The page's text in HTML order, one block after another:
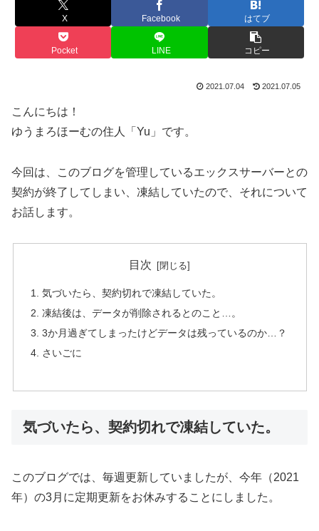
X Facebook はてブ
Pocket LINE コピー
2021.07.04 2021.07.05
こんにちは！
ゆうまろほーむの住人「Yu」です。
今回は、このブログを管理しているエックスサーバーとの
契約が終了してしまい、凍結していたので、それについて
お話します。
目次
気づいたら、契約切れで凍結していた。
凍結後は、データが削除されるとのこと…。
3か月過ぎてしまったけどデータは残っているのか…？
さいごに
気づいたら、契約切れで凍結していた。
このブログでは、毎週更新していましたが、今年（2021
年）の3月に定期更新をお休みすることにしました。